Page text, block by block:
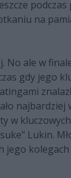
na
ale w
gdy jego
najbardziej
w
Lukin.